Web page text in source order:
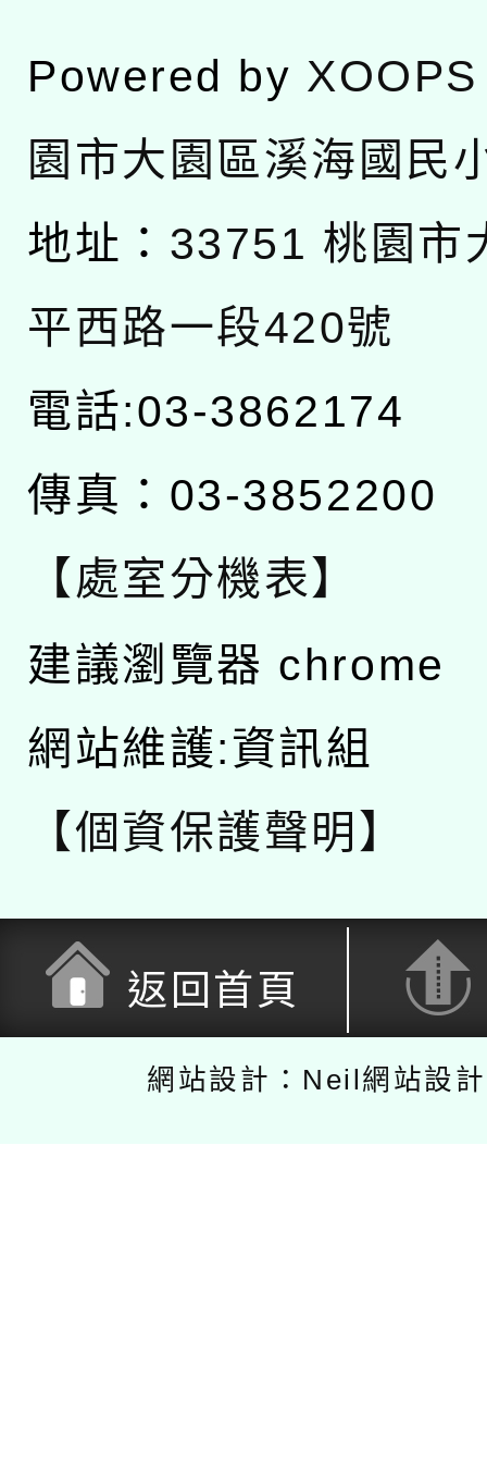
Powered by XOOPS
園市大園區溪海國民
地址： 33751 桃園市
平西路一段420號
電話:03-3862174
傳真：03-3852200
【處室分機表】
建議瀏覽器 chrome
網站維護:資訊組
【個資保護聲明】
返回首頁
網站設計：Neil網站設